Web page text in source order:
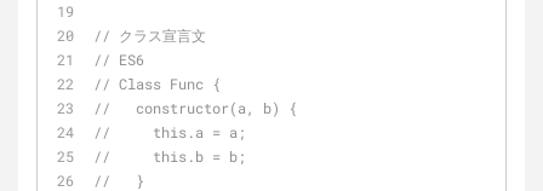
// クラス宣言文
// ES6
// Class Func {
//   constructor(a, b) {
//     this.a = a;
//     this.b = b;
//   }